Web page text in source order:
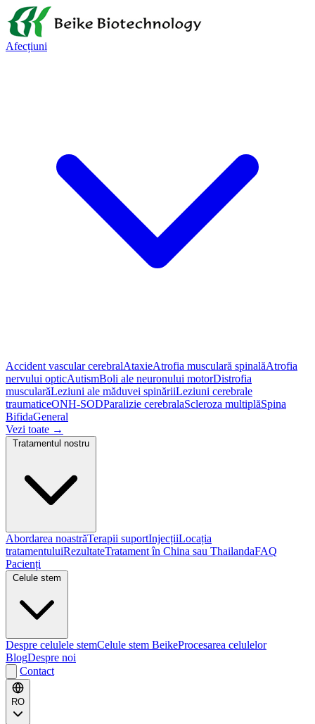
Afecțiuni
Accident vascular cerebralAtaxieAtrofia musculară spinalăAtrofia
nervului opticAutismBoli ale neuronului motorDistrofia
muscularăLeziuni ale măduvei spinăriiLeziuni cerebrale
traumaticeONH-SODParalizie cerebralaScleroza multiplăSpina
BifidaGeneral
Vezi toate →
Abordarea noastrăTerapii suportInjecțiiLocația
tratamentuluiRezultateTratament în China sau ThailandaFAQ
Pacienți
Despre celulele stemCelule stem BeikeProcesarea celulelor
BlogDespre noi
Contact
RO